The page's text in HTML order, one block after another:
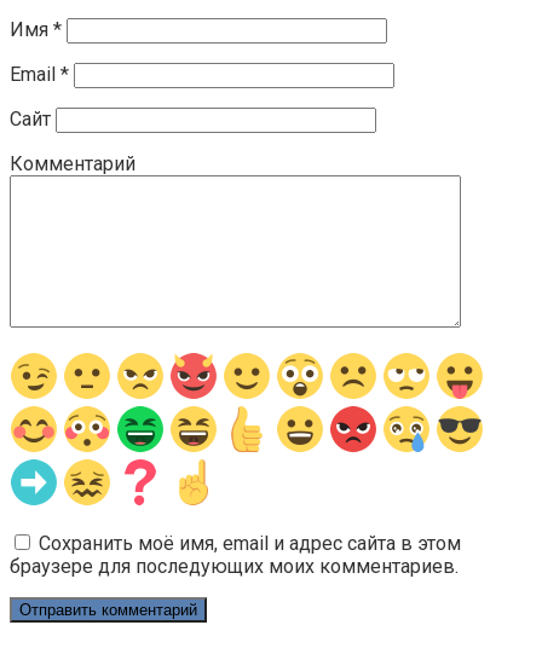
Имя *
Email *
Сайт
Комментарий
Сохранить моё имя, email и адрес сайта в этом
браузере для последующих моих комментариев.